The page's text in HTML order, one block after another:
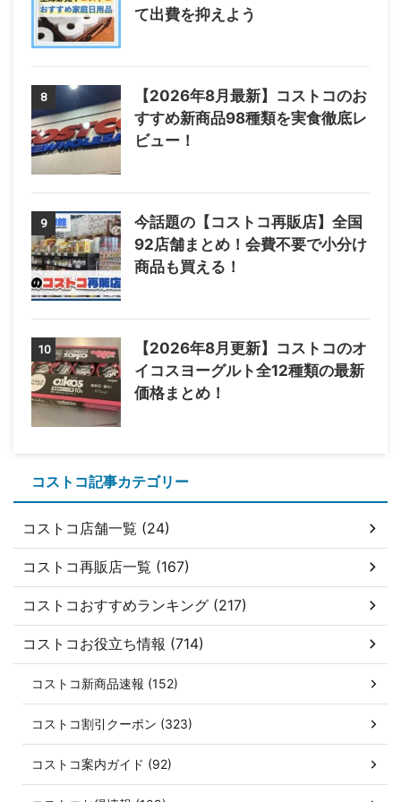
て出費を抑えよう
8
【2026年8月最新】コストコのお
すすめ新商品98種類を実食徹底レ
ビュー！
9
今話題の【コストコ再販店】全国
92店舗まとめ！会費不要で小分け
商品も買える！
10
【2026年8月更新】コストコのオ
イコスヨーグルト全12種類の最新
価格まとめ！
コストコ記事カテゴリー
コストコ店舗一覧 (24)
コストコ再販店一覧 (167)
コストコおすすめランキング (217)
コストコお役立ち情報 (714)
コストコ新商品速報 (152)
コストコ割引クーポン (323)
コストコ案内ガイド (92)